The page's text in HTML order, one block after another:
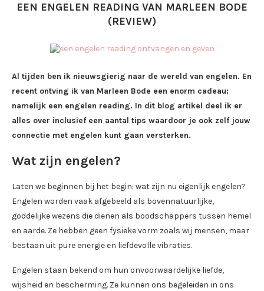
EEN ENGELEN READING VAN MARLEEN BODE
(REVIEW)
Al tijden ben ik nieuwsgierig naar de wereld van engelen. En
recent ontving ik van Marleen Bode een enorm cadeau;
namelijk een engelen reading. In dit blog artikel deel ik er
alles over inclusief een aantal tips waardoor je ook zelf jouw
connectie met engelen kunt gaan versterken.
Wat zijn engelen?
Laten we beginnen bij het begin: wat zijn nu eigenlijk engelen?
Engelen worden vaak afgebeeld als bovennatuurlijke,
goddelijke wezens die dienen als boodschappers tussen hemel
en aarde. Ze hebben geen fysieke vorm zoals wij mensen, maar
bestaan uit pure energie en liefdevolle vibraties.
Engelen staan bekend om hun onvoorwaardelijke liefde,
wijsheid en bescherming. Ze kunnen ons begeleiden in ons